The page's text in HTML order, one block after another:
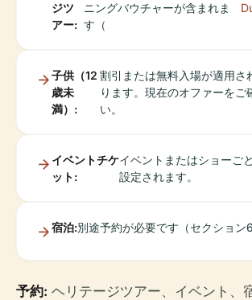
ジツ
アー:
ニングバウチャーが含まれま
す（
子供（12
歳未
満）:
割引または無料入場が適用さ
ります。現在のオファーをご
い。
イベントチケ
ット:
イベントまたはショーご
設定されます。
宿泊:別途予約が必要です（セクション6
予約: ヘリテージツアー、イベント、